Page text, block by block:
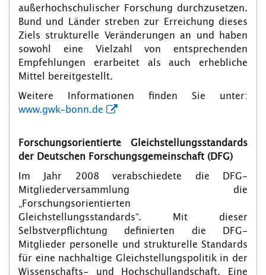
außerhochschulischer Forschung durchzusetzen.
Bund und Länder streben zur Erreichung dieses
Ziels strukturelle Veränderungen an und haben
sowohl eine Vielzahl von entsprechenden
Empfehlungen erarbeitet als auch erhebliche
Mittel bereitgestellt.
Weitere Informationen finden Sie unter:
www.gwk-bonn.de
Forschungsorientierte Gleichstellungsstandards
der Deutschen Forschungsgemeinschaft (DFG)
Im Jahr 2008 verabschiedete die DFG-
Mitgliederversammlung die
„Forschungsorientierten
Gleichstellungsstandards“. Mit dieser
Selbstverpflichtung definierten die DFG-
Mitglieder personelle und strukturelle Standards
für eine nachhaltige Gleichstellungspolitik in der
Wissenschafts- und Hochschullandschaft. Eine